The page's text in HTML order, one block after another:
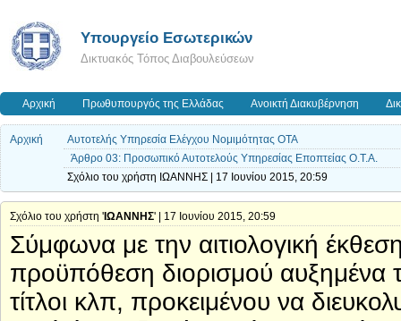
Υπουργείο Εσωτερικών
Δικτυακός Τόπος Διαβουλεύσεων
Αρχική Πρωθυπουργός της Ελλάδας Ανοικτή Διακυβέρνηση
Αρχική
Αυτοτελής Υπηρεσία Ελέγχου Νομιμότητας ΟΤΑ
Άρθρο 03: Προσωπικό Αυτοτελούς Υπηρεσίας Εποπτείας Ο.Τ.Α.
Σχόλιο του χρήστη ΙΩΑΝΝΗΣ | 17 Ιουνίου 2015, 20:59
Σχόλιο του χρήστη ' ΙΩΑΝΝΗΣ' | 17 Ιουνίου 2015, 20:59
Σύμφωνα με την αιτιολογική
προϋπόθεση διορισμού αυξημένα
τίτλοι κλπ, προκειμένου να